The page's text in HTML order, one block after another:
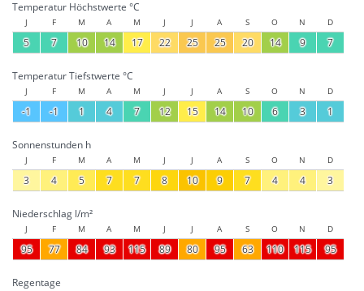
Temperatur Höchstwerte °C
J F M A M J J A S O N D
5 7 10 14 17 22 25 25 20 14 9 7
Temperatur Tiefstwerte °C
J F M A M J J A S O N D
-1 -1 1 4 7 12 15 14 10 6 3 1
Sonnenstunden h
J F M A M J J A S O N D
3 4 5 7 7 8 10 9 7 4 4 3
Niederschlag l/m²
J F M A M J J A S O N D
95 77 84 93 115 89 80 95 63 110 115 95
Regentage